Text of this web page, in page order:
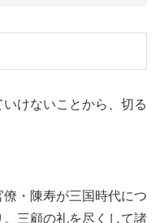
いけないことから、切る
僚・陳寿が三国時代につ
三顧の礼を尽くして諸